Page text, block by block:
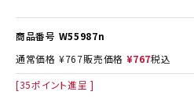
商品番号 W55987n
通常価格 ¥767販売価格 ¥767税込
[35ポイント進呈 ]